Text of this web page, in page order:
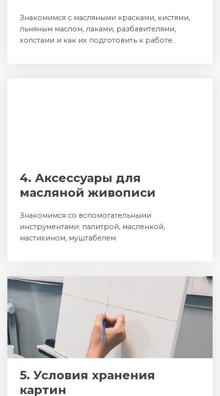
Знакомимся с масляными красками, кистями,
льняным маслом, лаками, разбавителями,
холстами и как их подготовить к работе.
4. Аксессуары для
масляной живописи
Знакомимся со вспомогательными
инструментами: палитрой, масленкой,
мастихином, муштабелем
5. Условия хранения
картин